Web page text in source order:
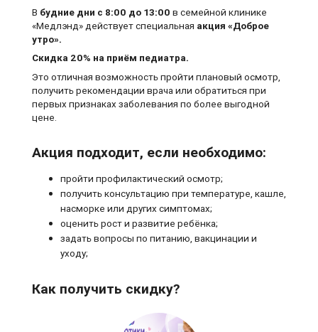
В будние дни с 8:00 до 13:00 в семейной клинике
«Медлэнд» действует специальная акция «Доброе
утро».
Скидка 20% на приём педиатра.
Это отличная возможность пройти плановый осмотр,
получить рекомендации врача или обратиться при
первых признаках заболевания по более выгодной
цене.
Акция подходит, если необходимо:
пройти профилактический осмотр;
получить консультацию при температуре, кашле,
насморке или других симптомах;
оценить рост и развитие ребёнка;
задать вопросы по питанию, вакцинации и
уходу;
Как получить скидку?